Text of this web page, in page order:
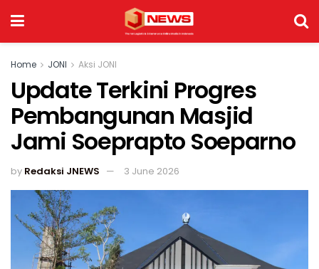
Home JONI Aksi JONI
Update Terkini Progres
Pembangunan Masjid
Jami Soeprapto Soeparno
by Redaksi JNEWS 3 June 2026